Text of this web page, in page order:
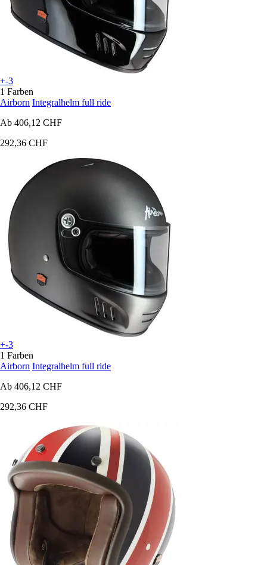
+-3
1 Farben
Airborn Integralhelm full ride
Ab 406,12 CHF
292,36 CHF
+-3
1 Farben
Airborn Integralhelm full ride
Ab 406,12 CHF
292,36 CHF